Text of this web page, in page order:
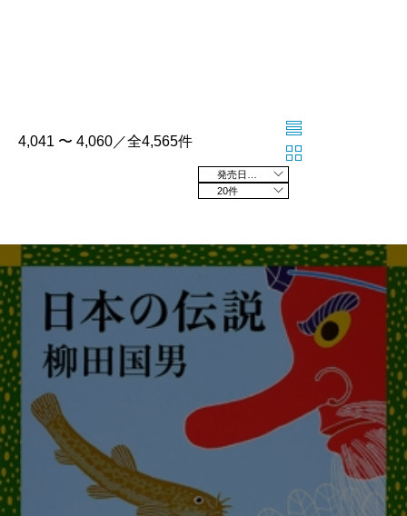
4,041 〜 4,060／全4,565件
20件